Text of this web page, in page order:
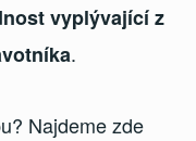
vyplývající z
.
Najdeme zde